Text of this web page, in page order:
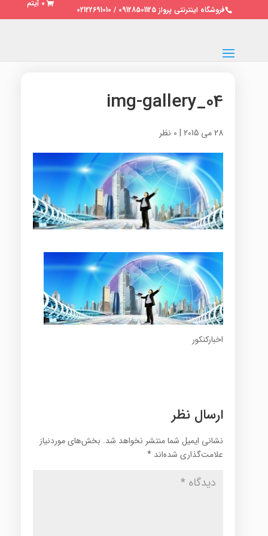
فروشگاه اینترنتی پرواز 09128501125 / 02122691010
0 آیتم
img-gallery_04
28 می 2015 | 0 نظر
اخبارکنکور
ارسال نظر
نشانی ایمیل شما منتشر نخواهد شد. بخش‌های موردنیاز
علامت‌گذاری شده‌اند *